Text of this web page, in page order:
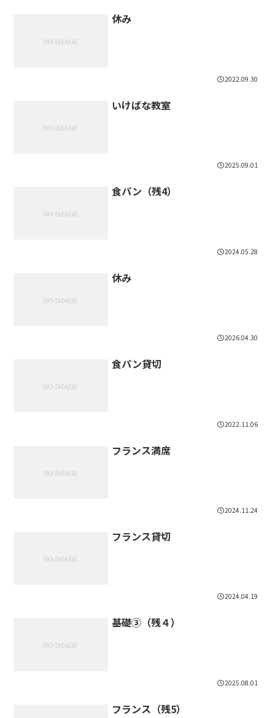
休み
2022.09.30
いけばな教室
2025.09.01
食パン（残4）
2024.05.28
休み
2026.04.30
食パン貸切
2022.11.06
フランス満席
2024.11.24
フランス貸切
2024.04.19
基礎③（残４）
2025.08.01
フランス（残5）